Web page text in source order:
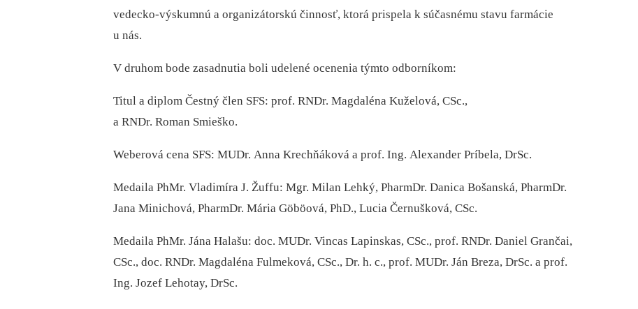
vedecko-výskumnú a organizátorskú činnosť, ktorá prispela k súčasnému stavu farmácie
u nás.
V druhom bode zasadnutia boli udelené ocenenia týmto odborníkom:
Titul a diplom Čestný člen SFS: prof. RNDr. Magdaléna Kuželová, CSc.,
a RNDr. Roman Smieško.
Weberová cena SFS: MUDr. Anna Krechňáková a prof. Ing. Alexander Príbela, DrSc.
Medaila PhMr. Vladimíra J. Žuffu: Mgr. Milan Lehký, PharmDr. Danica Bošanská, PharmDr.
Jana Minichová, PharmDr. Mária Göböová, PhD., Lucia Černušková, CSc.
Medaila PhMr. Jána Halašu: doc. MUDr. Vincas Lapinskas, CSc., prof. RNDr. Daniel Grančai,
CSc., doc. RNDr. Magdaléna Fulmeková, CSc., Dr. h. c., prof. MUDr. Ján Breza, DrSc. a prof.
Ing. Jozef Lehotay, DrSc.